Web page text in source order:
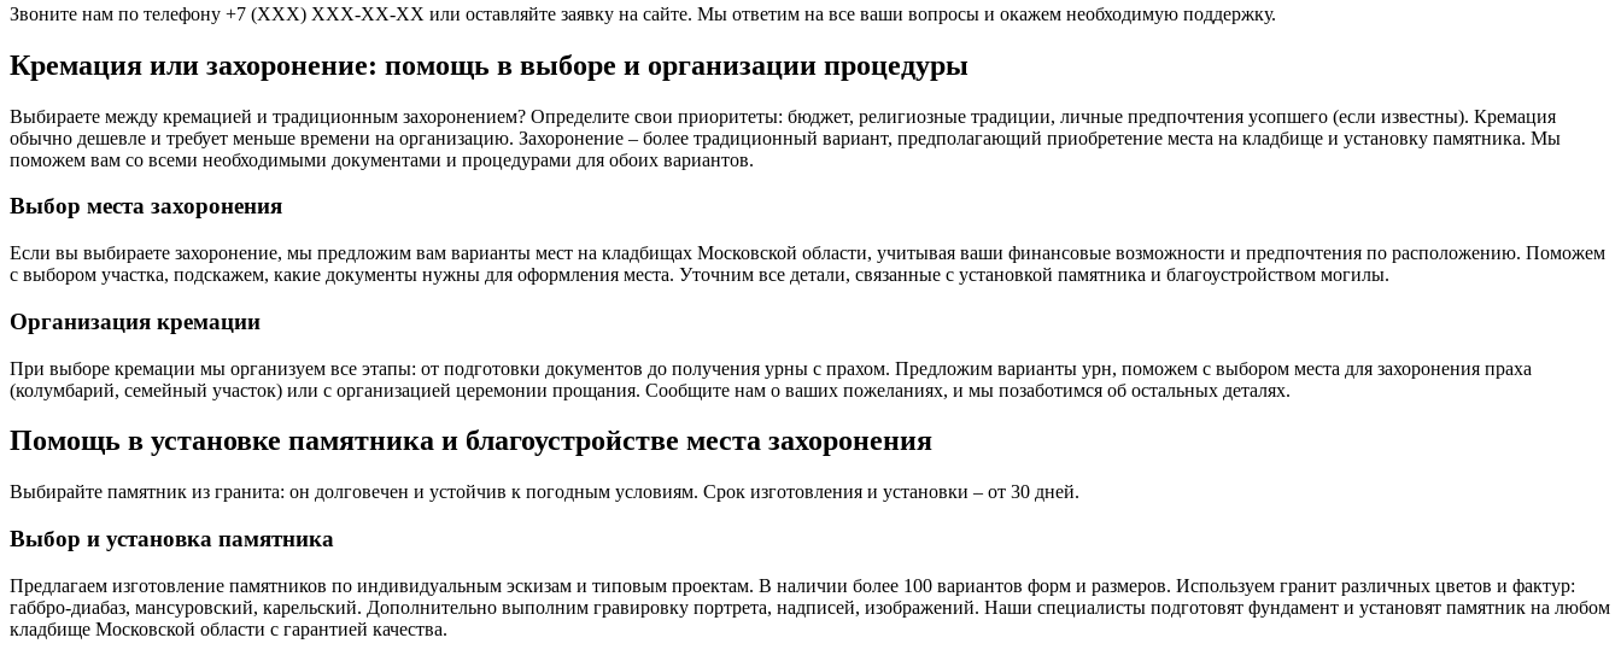
Звоните нам по телефону +7 (XXX) XXX-XX-XX или оставляйте заявку на сайте. Мы ответим на все ваши вопросы и окажем необходимую поддержку.
Кремация или захоронение: помощь в выборе и организации процедуры
Выбираете между кремацией и традиционным захоронением? Определите свои приоритеты: бюджет, религиозные традиции, личные предпочтения усопшего (если известны). Кремация
обычно дешевле и требует меньше времени на организацию. Захоронение – более традиционный вариант, предполагающий приобретение места на кладбище и установку памятника. Мы
поможем вам со всеми необходимыми документами и процедурами для обоих вариантов.
Выбор места захоронения
Если вы выбираете захоронение, мы предложим вам варианты мест на кладбищах Московской области, учитывая ваши финансовые возможности и предпочтения по расположению. Поможем
с выбором участка, подскажем, какие документы нужны для оформления места. Уточним все детали, связанные с установкой памятника и благоустройством могилы.
Организация кремации
При выборе кремации мы организуем все этапы: от подготовки документов до получения урны с прахом. Предложим варианты урн, поможем с выбором места для захоронения праха
(колумбарий, семейный участок) или с организацией церемонии прощания. Сообщите нам о ваших пожеланиях, и мы позаботимся об остальных деталях.
Помощь в установке памятника и благоустройстве места захоронения
Выбирайте памятник из гранита: он долговечен и устойчив к погодным условиям. Срок изготовления и установки – от 30 дней.
Выбор и установка памятника
Предлагаем изготовление памятников по индивидуальным эскизам и типовым проектам. В наличии более 100 вариантов форм и размеров. Используем гранит различных цветов и фактур:
габбро-диабаз, мансуровский, карельский. Дополнительно выполним гравировку портрета, надписей, изображений. Наши специалисты подготовят фундамент и установят памятник на любом
кладбище Московской области с гарантией качества.